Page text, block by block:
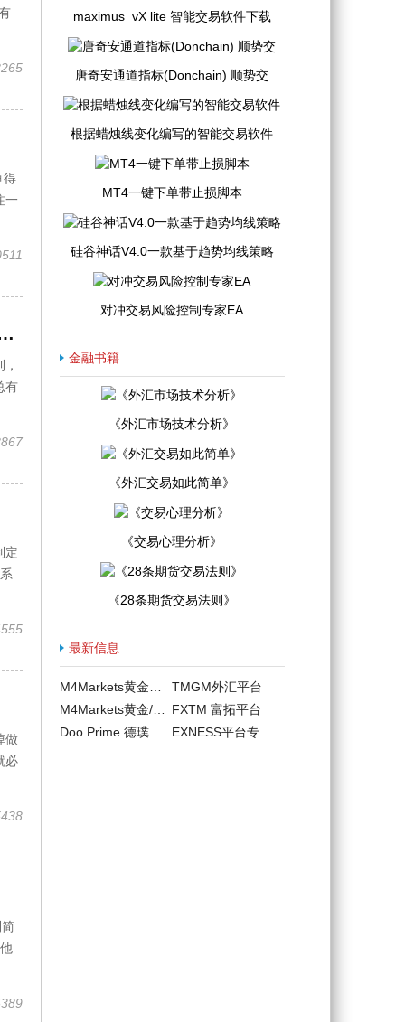
得
一
行情解析，期货原油走势今日操作建议
有
定
做
必
maximus_vX lite 智能交易软件下载
唐奇安通道指标(Donchain) 顺势交
根据蜡烛线变化编写的智能交易软件
MT4一键下单带止损脚本
硅谷神话V4.0一款基于趋势均线策略
对冲交易风险控制专家EA
金融书籍
《外汇市场技术分析》
《外汇交易如此简单》
《交易心理分析》
《28条期货交易法则》
最新信息
TMGM外汇平台
M4Markets黄金/原油/外汇/指数/数
FXTM 富拓平台
Doo Prime 德璞外汇平台